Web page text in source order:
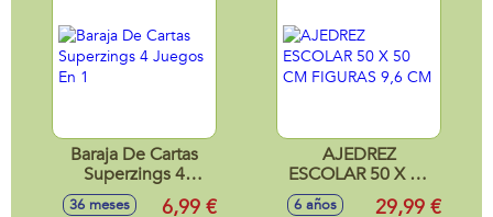
Baraja De Cartas
Superzings 4
Juegos En 1
36 meses 6,99 €
AJEDREZ
ESCOLAR 50 X 50
CM FIGURAS 9,6
6 años 29,99 €